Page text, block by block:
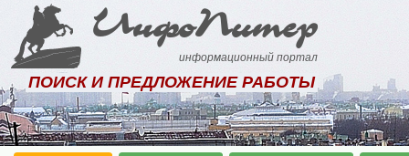
ИнфоПитер
информационный портал
ПОИСК И ПРЕДЛОЖЕНИЕ РАБОТЫ